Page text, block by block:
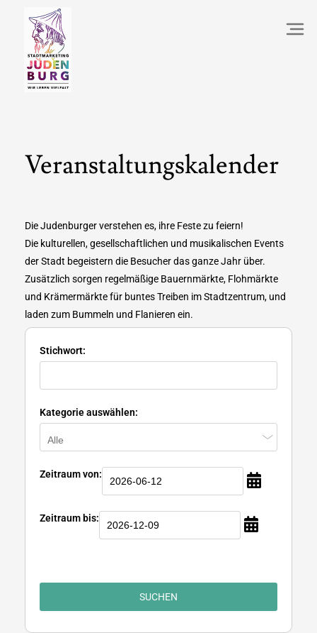
Veranstaltungskalender
Die Judenburger verstehen es, ihre Feste zu feiern!
Die kulturellen, gesellschaftlichen und musikalischen Events
der Stadt begeistern die Besucher das ganze Jahr über.
Zusätzlich sorgen regelmäßige Bauernmärkte, Flohmärkte
und Krämermärkte für buntes Treiben im Stadtzentrum, und
laden zum Bummeln und Flanieren ein.
Stichwort:
Kategorie auswählen:
Zeitraum von:
Zeitraum bis:
SUCHEN